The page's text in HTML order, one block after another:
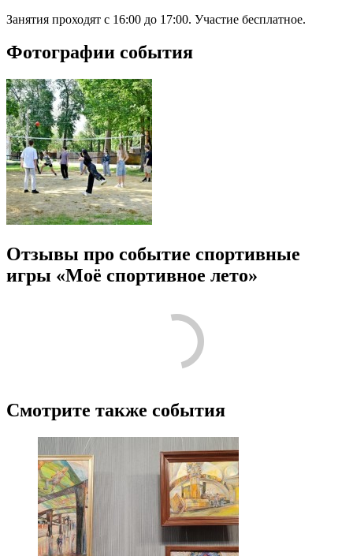
Занятия проходят с 16:00 до 17:00. Участие бесплатное.
Фотографии события
Отзывы про событие спортивные
игры «Моё спортивное лето»
Смотрите также события